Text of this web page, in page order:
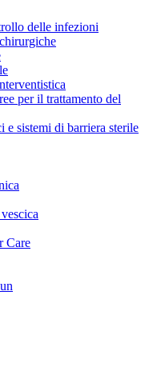
Visita il catalogo B.
per entrare subito in
di B. Braun in Italia: 4
e un Centro di
delle infezioni
per il trattamento del
e sistemi di barriera sterile
Care